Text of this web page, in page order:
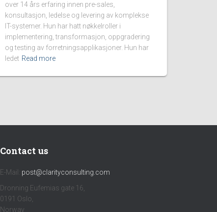
over 14 års erfaring innen pre-sales,
konsultasjon, ledelse og levering av komplekse
IT-systemer. Hun har hatt nøkkelroller i
implementering, transformasjon, oppgradering
og testing av forretningsapplikasjoner. Hun har
ledet Read more
Contact us
E-Mail: post@clarityconsulting.com
Dronning Eufemias gate 16,
0191 Oslo,
Norway